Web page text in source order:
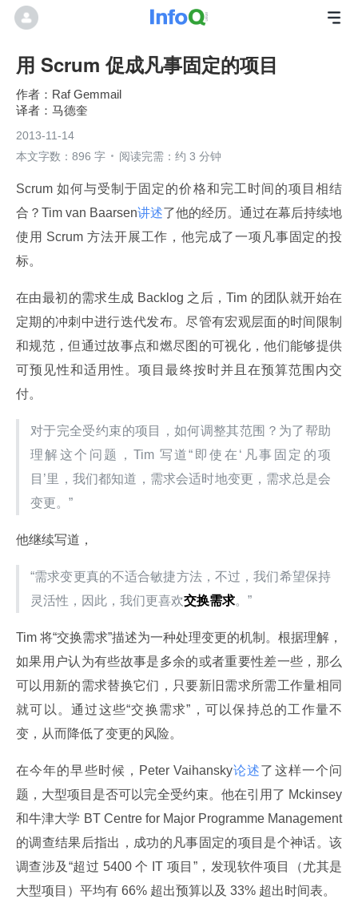
用 Scrum 促成凡事固定的项目
Raf Gemmail
马德奎
2013-11-14
本文字数：896 字
阅读完需：约 3 分钟
Scrum 如何与受制于固定的价格和完工时间的项目相结
合？Tim van Baarsen讲述了他的经历。通过在幕后持续地
使用 Scrum 方法开展工作，他完成了一项凡事固定的投
标。
在由最初的需求生成 Backlog 之后，Tim 的团队就开始在
定期的冲刺中进行迭代发布。尽管有宏观层面的时间限制
和规范，但通过故事点和燃尽图的可视化，他们能够提供
可预见性和适用性。项目最终按时并且在预算范围内交
付。
对于完全受约束的项目，如何调整其范围？为了帮助
理解这个问题，Tim 写道“即使在‘凡事固定的项
目’里，我们都知道，需求会适时地变更，需求总是会
变更。”
他继续写道，
“需求变更真的不适合敏捷方法，不过，我们希望保持
灵活性，因此，我们更喜欢交换需求。”
Tim 将“交换需求”描述为一种处理变更的机制。根据理解，
如果用户认为有些故事是多余的或者重要性差一些，那么
可以用新的需求替换它们，只要新旧需求所需工作量相同
就可以。通过这些“交换需求”，可以保持总的工作量不
变，从而降低了变更的风险。
在今年的早些时候，Peter Vaihansky论述了这样一个问
题，大型项目是否可以完全受约束。他在引用了 Mckinsey
和牛津大学 BT Centre for Major Programme Management
的调查结果后指出，成功的凡事固定的项目是个神话。该
调查涉及“超过 5400 个 IT 项目”，发现软件项目（尤其是
大型项目）平均有 66% 超出预算以及 33% 超出时间表。